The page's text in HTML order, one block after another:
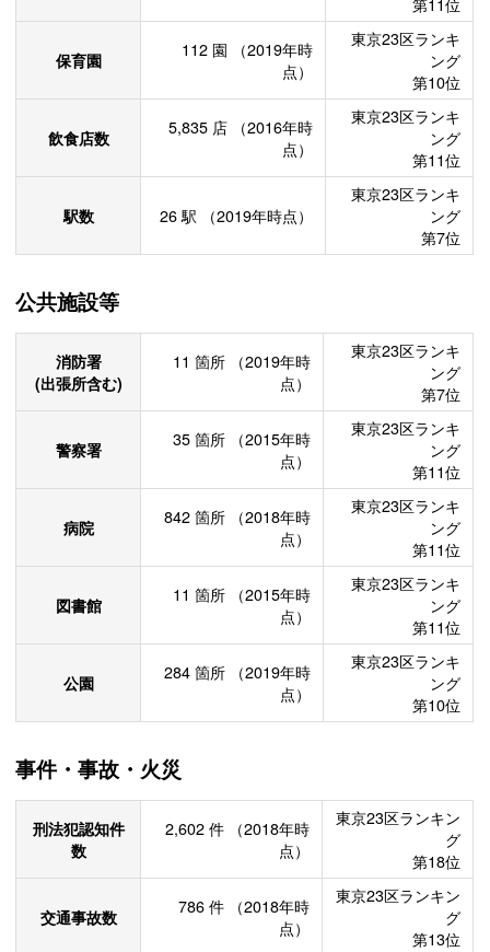
第11位
保育園 112 園
（2019年時
点）
東京23区ランキ
ング
第10位
飲食店数 5,835 店
（2016年時
点）
東京23区ランキ
ング
第11位
駅数 26駅 （2019年時点）
東京23区ランキ
ング
第7位
公共施設等
消防署
(出張所含む)
11 箇所
（2019年時
点）
東京23区ランキ
ング
第7位
警察署 35 箇所
（2015年時
点）
東京23区ランキ
ング
第11位
病院 842 箇所
（2018年時
点）
東京23区ランキ
ング
第11位
図書館 11 箇所
（2015年時
点）
東京23区ランキ
ング
第11位
公園 284 箇所
（2019年時
点）
東京23区ランキ
ング
第10位
事件・事故・火災
刑法犯認知件
数
2,602 件
（2018年時
点）
東京23区ランキン
グ
第18位
交通事故数 786 件
（2018年時
点）
東京23区ランキン
グ
第13位